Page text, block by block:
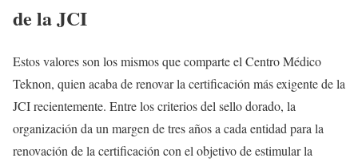
de la JCI
Estos valores son los mismos que comparte el Centro Médico
Teknon, quien acaba de renovar la certificación más exigente de la
JCI recientemente. Entre los criterios del sello dorado, la
organización da un margen de tres años a cada entidad para la
renovación de la certificación con el objetivo de estimular la